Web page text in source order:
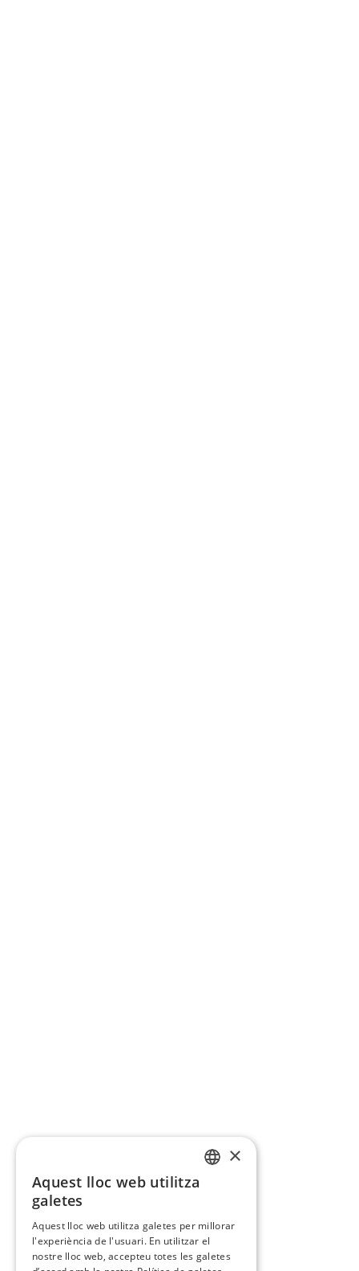
×
Aquest lloc web utilitza
galetes
Aquest lloc web utilitza galetes per millorar
l'experiència de l'usuari. En utilitzar el
nostre lloc web, accepteu totes les galetes